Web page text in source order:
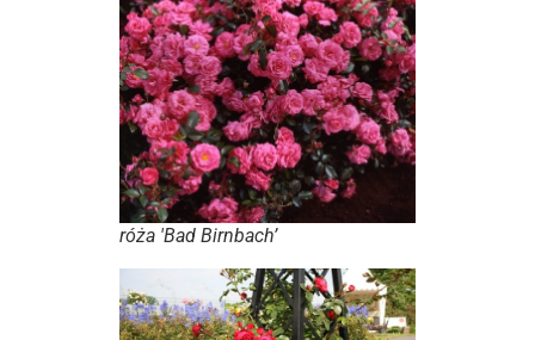
róża 'Bad Birnbach’